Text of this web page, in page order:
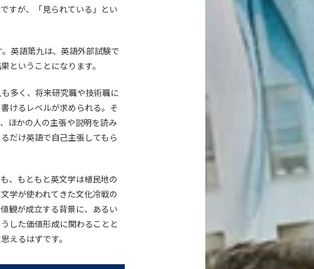
すが、「見られている」とい
英語第九は、英語外部試験で
ということになります。
多く、将来研究職や技術職に
けるレベルが求められる。そ
ほかの人の主張や説明を読み
だけ英語で自己主張してもら
、もともと英文学は植民地の
学が使われてきた文化冷戦の
観が成立する背景に、あるい
した価値形成に関わることと
えるはずです。